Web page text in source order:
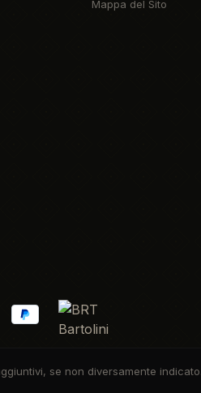
Mappa del Sito
se non diversamente indicato.